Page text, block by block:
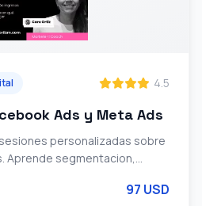
4.5
Ads y Meta Ads
personalizadas sobre
Aprende segmentacion,
97 USD